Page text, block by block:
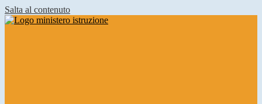
Salta al contenuto